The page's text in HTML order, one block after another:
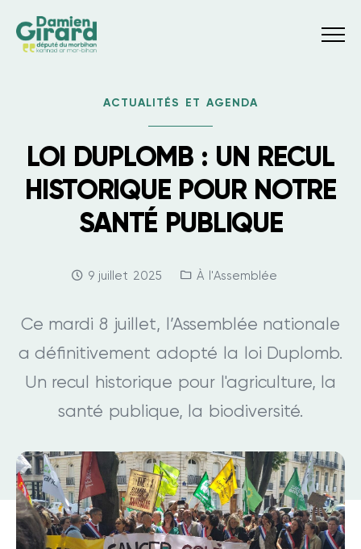
ACTUALITÉS ET AGENDA
LOI DUPLOMB : UN RECUL
HISTORIQUE POUR NOTRE
SANTÉ PUBLIQUE
Date:
9 juillet 2025 Categories:
À l'Assemblée
Ce mardi 8 juillet, l’Assemblée nationale
a définitivement adopté la loi Duplomb.
Un recul historique pour l'agriculture, la
santé publique, la biodiversité.